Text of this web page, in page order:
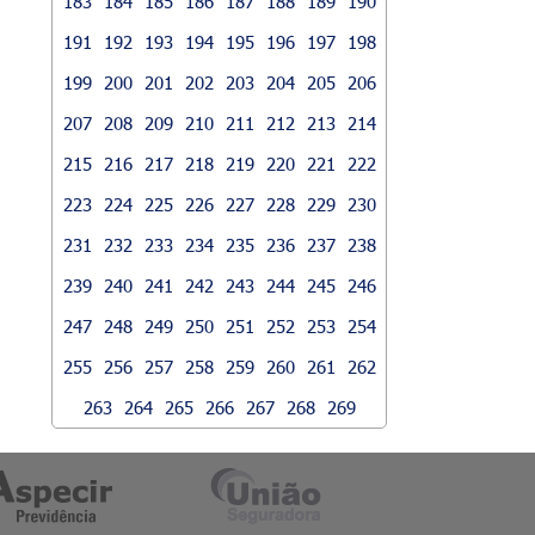
191
192 193 194 195 196 197
198
199
200 201 202 203 204 205
206
207
208 209 210 211 212 213
214
215
216 217 218 219 220 221
222
223
224 225 226 227 228 229
230
231
232 233 234 235 236 237
238
239
240 241 242 243 244 245
246
247
248 249 250 251 252 253
254
255
256 257 258 259 260 261
262
263
264 265 266 267 268 269